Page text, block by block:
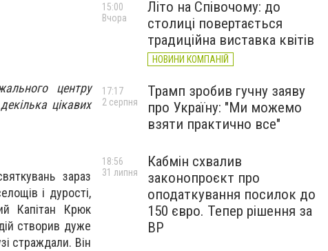
центру
цікавих
зараз
і дурості,
Капітан Крюк
створив дуже
страждали. Він
Літо на Співочому: до
столиці повертається
традиційна виставка квітів
НОВИНИ КОМПАНІЙ
15:00
Вчора
Трамп зробив гучну заяву
про Україну: "Ми можемо
взяти практично все"
17:17
2 серпня
Кабмін схвалив
законопроєкт про
оподаткування посилок до
150 євро. Тепер рішення за
ВР
18:56
31 липня